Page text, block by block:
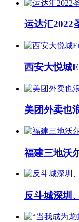
运达汇2022
西安大悦城
美团外卖也
福建三地沃
反斗城深圳